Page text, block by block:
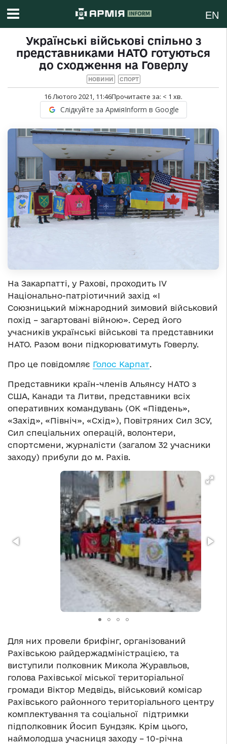
EN
Українські військові спільно з
представниками НАТО готуються
до сходження на Говерлу
НОВИНИ СПОРТ
16 Лютого 2021, 11:46Прочитаєте за: < 1 хв.
Слідкуйте за АрміяInform в Google
На Закарпатті, у Рахові, проходить IV
Національно-патріотичний захід «I
Союзницький міжнародний зимовий військовий
похід – загартовані війною». Серед його
учасників українські військові та представники
НАТО. Разом вони підкорюватимуть Говерлу.
Про це повідомляє Голос Карпат.
Представники країн-членів Альянсу НАТО з
США, Канади та Литви, представники всіх
оперативних командувань (ОК «Південь»,
«Захід», «Північ», «Схід»), Повітряних Сил ЗСУ,
Сил спеціальних операцій, волонтери,
спортсмени, журналісти (загалом 32 учасники
заходу) прибули до м. Рахів.
Для них провели брифінг, організований
Рахівською райдержадміністрацією, та
виступили полковник Микола Журавльов,
голова Рахівської міської територіальної
громади Віктор Медвідь, військовий комісар
Рахівського районного територіального центру
комплектування та соціальної підтримки
підполковник Йосип Бундзяк. Крім цього,
наймолодша учасниця заходу – 10-річна